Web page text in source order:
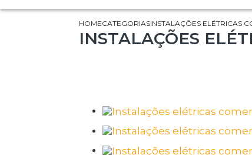
HOMECATEGORIASINSTALAÇÕES ELÉTRICAS
INSTALAÇÕES